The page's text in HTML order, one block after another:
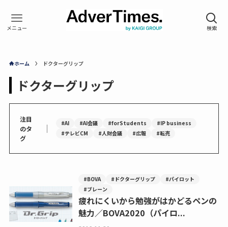
ホーム ドクターグリップ
ドクターグリップ
注目
のタ
グ
｜ #AI #AI会議 #forStudents
#IP business
#テレビCM
#人財会議 #広報 #転売
#BOVA #ドクターグリップ
#パイロット
#ブレーン
疲れにくいから勉強がはかどるペンの
魅力／BOVA2020（パイロ...